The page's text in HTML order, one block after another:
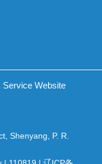
Website
Shenyang, P. R.